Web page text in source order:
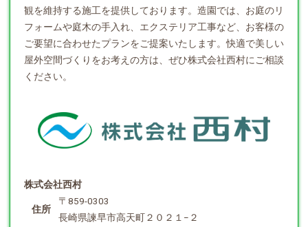
観を維持する施工を提供しております。造園では、お庭のリ
フォームや庭木の手入れ、エクステリア工事など、お客様の
ご要望に合わせたプランをご提案いたします。快適で美しい
屋外空間づくりをお考えの方は、ぜひ株式会社西村にご相談
ください。
株式会社西村
住所
〒859-0303
長崎県諫早市高天町２０２１−２